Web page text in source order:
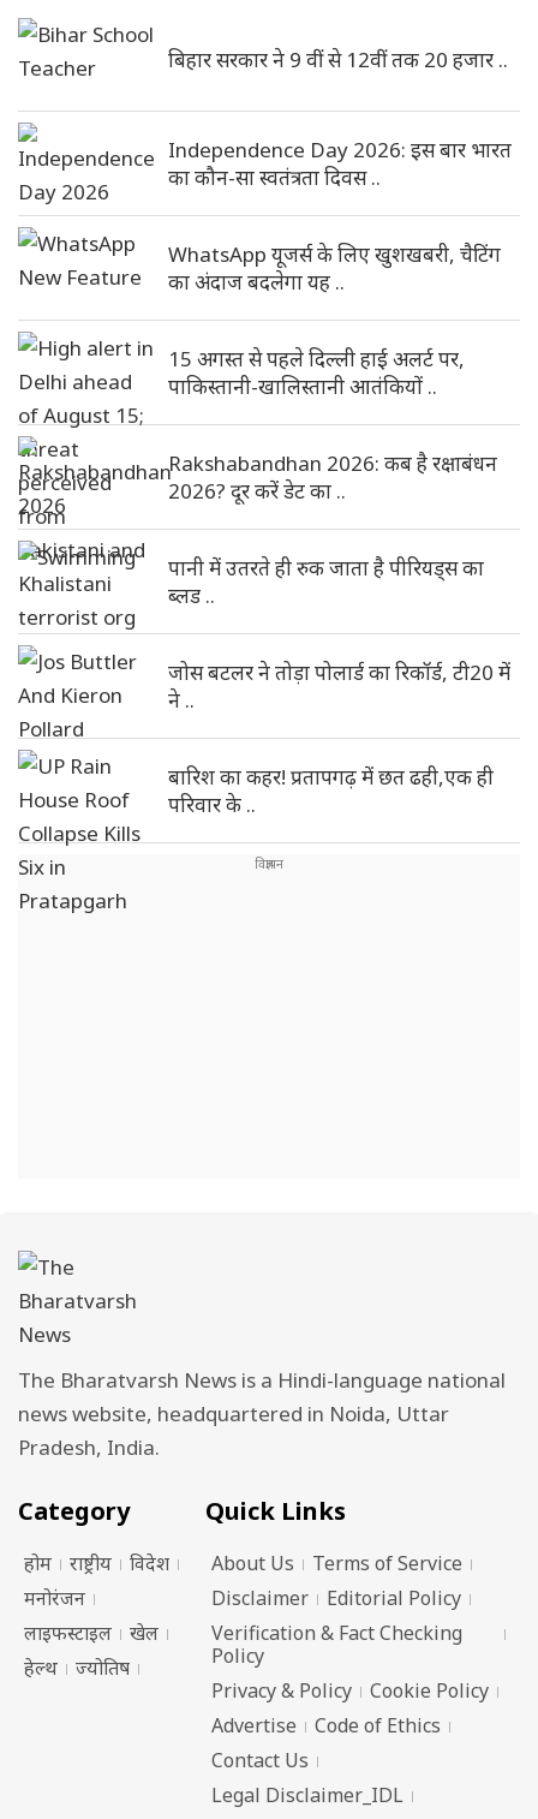
बिहार सरकार ने 9 वीं से 12वीं तक 20 हजार ..
Independence Day 2026: इस बार भारत
का कौन-सा स्वतंत्रता दिवस ..
WhatsApp यूजर्स के लिए खुशखबरी, चैटिंग
का अंदाज बदलेगा यह ..
15 अगस्त से पहले दिल्ली हाई अलर्ट पर,
पाकिस्तानी-खालिस्तानी आतंकियों ..
Rakshabandhan 2026: कब है रक्षाबंधन
2026? दूर करें डेट का ..
पानी में उतरते ही रुक जाता है पीरियड्स का
ब्लड ..
जोस बटलर ने तोड़ा पोलार्ड का रिकॉर्ड, टी20 में
ने ..
बारिश का कहर! प्रतापगढ़ में छत ढही,एक ही
परिवार के ..
The Bharatvarsh News is a Hindi-language national
news website, headquartered in Noida, Uttar
Pradesh, India.
Category
होम राष्ट्रीय
विदेश
मनोरंजन
लाइफस्टाइल
खेल
हेल्थ
ज्योतिष
Quick Links
About Us
Terms of Service
Disclaimer
Editorial Policy
Verification & Fact Checking
Policy
Privacy & Policy
Cookie Policy
Advertise
Code of Ethics
Contact Us
Legal Disclaimer_IDL